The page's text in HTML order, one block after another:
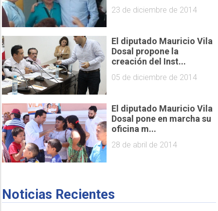
23 de diciembre de 2014
El diputado Mauricio Vila
Dosal propone la
creación del Inst...
05 de diciembre de 2014
El diputado Mauricio Vila
Dosal pone en marcha su
oficina m...
28 de abril de 2014
Noticias Recientes